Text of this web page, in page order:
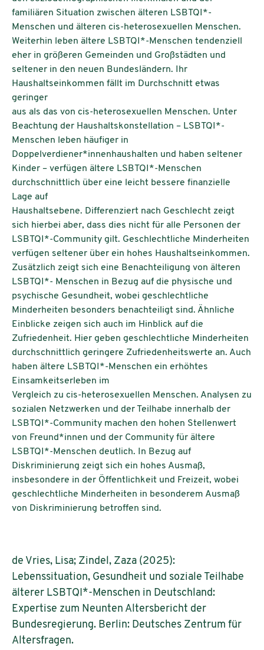
familiären Situation zwischen älteren LSBTQI*-
Menschen und älteren cis-heterosexuellen Menschen.
Weiterhin leben ältere LSBTQI*-Menschen tendenziell
eher in größeren Gemeinden und Großstädten und
seltener in den neuen Bundesländern. Ihr
Haushaltseinkommen fällt im Durchschnitt etwas
geringer
aus als das von cis-heterosexuellen Menschen. Unter
Beachtung der Haushaltskonstellation – LSBTQI*-
Menschen leben häufiger in
Doppelverdiener*innenhaushalten und haben seltener
Kinder – verfügen ältere LSBTQI*-Menschen
durchschnittlich über eine leicht bessere finanzielle
Lage auf
Haushaltsebene. Differenziert nach Geschlecht zeigt
sich hierbei aber, dass dies nicht für alle Personen der
LSBTQI*-Community gilt. Geschlechtliche Minderheiten
verfügen seltener über ein hohes Haushaltseinkommen.
Zusätzlich zeigt sich eine Benachteiligung von älteren
LSBTQI*- Menschen in Bezug auf die physische und
psychische Gesundheit, wobei geschlechtliche
Minderheiten besonders benachteiligt sind. Ähnliche
Einblicke zeigen sich auch im Hinblick auf die
Zufriedenheit. Hier geben geschlechtliche Minderheiten
durchschnittlich geringere Zufriedenheitswerte an. Auch
haben ältere LSBTQI*-Menschen ein erhöhtes
Einsamkeitserleben im
Vergleich zu cis-heterosexuellen Menschen. Analysen zu
sozialen Netzwerken und der Teilhabe innerhalb der
LSBTQI*-Community machen den hohen Stellenwert
von Freund*innen und der Community für ältere
LSBTQI*-Menschen deutlich. In Bezug auf
Diskriminierung zeigt sich ein hohes Ausmaß,
insbesondere in der Öffentlichkeit und Freizeit, wobei
geschlechtliche Minderheiten in besonderem Ausmaß
von Diskriminierung betroffen sind.
de Vries, Lisa; Zindel, Zaza (2025):
Lebenssituation, Gesundheit und soziale Teilhabe
älterer LSBTQI*-Menschen in Deutschland:
Expertise zum Neunten Altersbericht der
Bundesregierung. Berlin: Deutsches Zentrum für
Altersfragen.